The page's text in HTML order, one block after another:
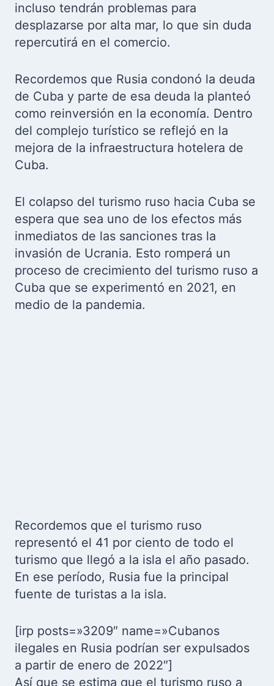
incluso tendrán problemas para
desplazarse por alta mar, lo que sin duda
repercutirá en el comercio.
Recordemos que Rusia condonó la deuda
de Cuba y parte de esa deuda la planteó
como reinversión en la economía. Dentro
del complejo turístico se reflejó en la
mejora de la infraestructura hotelera de
Cuba.
El colapso del turismo ruso hacia Cuba se
espera que sea uno de los efectos más
inmediatos de las sanciones tras la
invasión de Ucrania. Esto romperá un
proceso de crecimiento del turismo ruso a
Cuba que se experimentó en 2021, en
medio de la pandemia.
Recordemos que el turismo ruso
representó el 41 por ciento de todo el
turismo que llegó a la isla el año pasado.
En ese período, Rusia fue la principal
fuente de turistas a la isla.
[irp posts=»3209″ name=»Cubanos
ilegales en Rusia podrían ser expulsados
a partir de enero de 2022″]
Así que se estima que el turismo ruso a